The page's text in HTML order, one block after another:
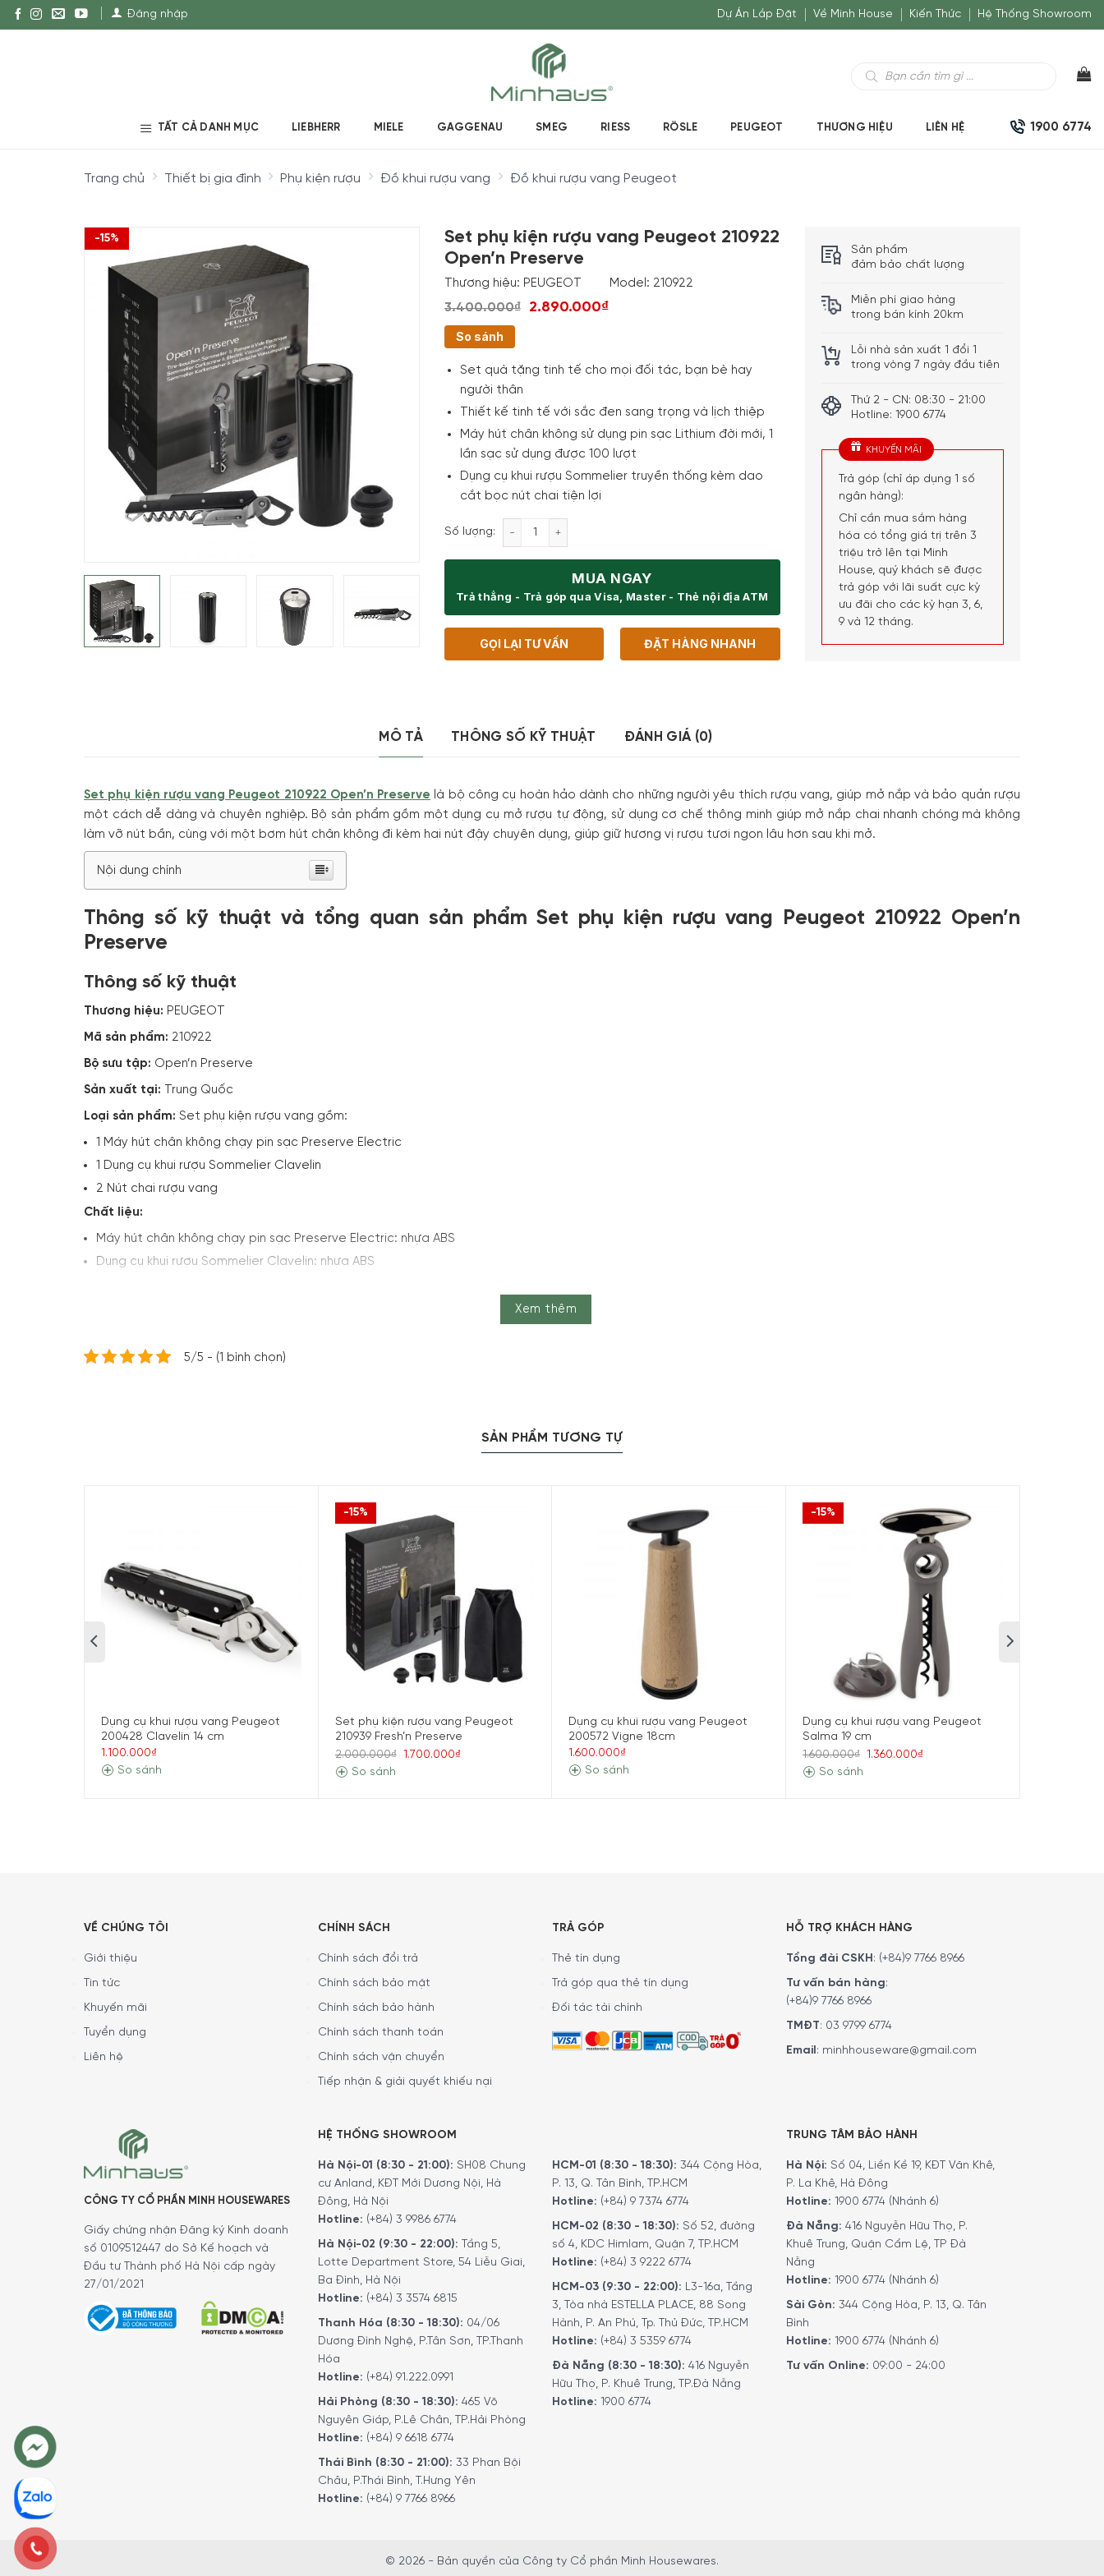
Đăng nhập Dự Án Lắp Đặt Về Minh House Kiến Thức Hệ Thống Showroom
kiếm
TẤT CẢ DANH MỤC LIEBHERR MIELE GAGGENAU SMEG RIESS RÖSLE PEUGEOT THƯƠNG HIỆU LIÊN HỆ 1900 6774
Trang chủ Thiết bị gia đình Phụ kiện rượu Đồ khui rượu vang Đồ khui rượu vang Peugeot
-15%
Set phụ kiện rượu vang Peugeot 210922
Open’n Preserve
Thương hiệu: PEUGEOT Model: 210922
3.400.000₫ 2.890.000₫
So sánh
Set quà tặng tinh tế cho mọi đối tác, bạn bè hay
người thân
Thiết kế tinh tế với sắc đen sang trọng và lịch thiệp
Máy hút chân không sử dụng pin sạc Lithium đời mới, 1
lần sạc sử dụng được 100 lượt
Dụng cụ khui rượu Sommelier truyền thống kèm dao
cắt bọc nút chai tiện lợi
Số lượng: Set phụ kiện rượu vang Peugeot 210922 Open'n Preserve số lượng
MUA NGAY
Trả thẳng - Trả góp qua Visa, Master - Thẻ nội địa ATM
GỌI LẠI TƯ VẤN ĐẶT HÀNG NHANH
Sản phẩm
đảm bảo chất lượng
Miễn phí giao hàng
trong bán kính 20km
Lỗi nhà sản xuất 1 đổi 1
trong vòng 7 ngày đầu tiên
Thứ 2 - CN: 08:30 - 21:00
Hotline: 1900 6774
KHUYẾN MÃI
Trả góp (chỉ áp dụng 1 số
ngân hàng):
Chỉ cần mua sắm hàng
hóa có tổng giá trị trên 3
triệu trở lên tại Minh
House, quý khách sẽ được
trả góp với lãi suất cực kỳ
ưu đãi cho các kỳ hạn 3, 6,
9 và 12 tháng.
MÔ TẢ THÔNG SỐ KỸ THUẬT ĐÁNH GIÁ (0)
Set phụ kiện rượu vang Peugeot 210922 Open’n Preserve là bộ công cụ hoàn hảo dành cho những người yêu thích rượu vang, giúp mở nắp và bảo quản rượu
một cách dễ dàng và chuyên nghiệp. Bộ sản phẩm gồm một dụng cụ mở rượu tự động, sử dụng cơ chế thông minh giúp mở nắp chai nhanh chóng mà không
làm vỡ nút bần, cùng với một bơm hút chân không đi kèm hai nút đậy chuyên dụng, giúp giữ hương vị rượu tươi ngon lâu hơn sau khi mở.
Nội dung chính
Thông số kỹ thuật và tổng quan sản phẩm Set phụ kiện rượu vang Peugeot 210922 Open’n
Preserve
Thông số kỹ thuật
Thương hiệu: PEUGEOT
Mã sản phẩm: 210922
Bộ sưu tập: Open’n Preserve
Sản xuất tại: Trung Quốc
Loại sản phẩm: Set phụ kiện rượu vang gồm:
1 Máy hút chân không chạy pin sạc Preserve Electric
1 Dụng cụ khui rượu Sommelier Clavelin
2 Nút chai rượu vang
Chất liệu:
Máy hút chân không chạy pin sạc Preserve Electric: nhựa ABS
Dụng cụ khui rượu Sommelier Clavelin: nhựa ABS
Dụng cụ khui rượu Sommelier Clavelin: Dài 14 cm
Tổng quan thiết kế
Set phụ kiện rượu vang Peugeot 210922 Open’n Preserve bao gồm
ngăn chặn quá trình oxy hóa, giữ cho rượu luôn tươi ngon như vừa mới mở. Bên cạnh đó là1 dụng cụ khui rượu vang Sommelier Clavelin
nút chai một cách gọn gàng. Sản phẩm cuối cùng đi kèm trong set phụ kiện này là
đảm bảo nút kín chai rượu sau khi hút chân không.
Xem thêm
5/5 - (1 bình chọn)
SẢN PHẨM TƯƠNG TỰ
Dụng cụ khui rượu vang Peugeot
200428 Clavelin 14 cm
1.100.000₫
So sánh
-15%
Set phụ kiện rượu vang Peugeot
210939 Fresh’n Preserve
2.000.000₫ 1.700.000₫
So sánh
Dụng cụ khui rượu vang Peugeot
200572 Vigne 18cm
1.600.000₫
So sánh
-15%
Dụng cụ khui rượu vang Peugeot
Salma 19 cm
1.600.000₫ 1.360.000₫
So sánh
VỀ CHÚNG TÔI
Giới thiệu
Tin tức
Khuyến mãi
Tuyển dụng
Liên hệ
CHÍNH SÁCH
Chính sách đổi trả
Chính sách bảo mật
Chính sách bảo hành
Chính sách thanh toán
Chính sách vận chuyển
Tiếp nhận & giải quyết khiếu nại
TRẢ GÓP
Thẻ tín dụng
Trả góp qua thẻ tín dụng
Đối tác tài chính
HỖ TRỢ KHÁCH HÀNG
Tổng đài CSKH: (+84)9 7766 8966
Tư vấn bán hàng:
(+84)9 7766 8966
TMĐT: 03 9799 6774
Email: minhhouseware@gmail.com
CÔNG TY CỔ PHẦN MINH HOUSEWARES
Giấy chứng nhận Đăng ký Kinh doanh
số 0109512447 do Sở Kế hoạch và
Đầu tư Thành phố Hà Nội cấp ngày
27/01/2021
HỆ THỐNG SHOWROOM
Hà Nội-01 (8:30 - 21:00): SH08 Chung
cư Anland, KĐT Mới Dương Nội, Hà
Đông, Hà Nội
Hotline: (+84) 3 9986 6774
Hà Nội-02 (9:30 - 22:00): Tầng 5,
Lotte Department Store, 54 Liễu Giai,
Ba Đình, Hà Nội
Hotline: (+84) 3 3574 6815
Thanh Hóa (8:30 - 18:30): 04/06
Dương Đình Nghệ, P.Tân Sơn, TP.Thanh
Hóa
Hotline: (+84) 91.222.0991
Hải Phòng (8:30 - 18:30): 465 Võ
Nguyên Giáp, P.Lê Chân, TP.Hải Phòng
Hotline: (+84) 9 6618 6774
Thái Bình (8:30 - 21:00): 33 Phan Bội
Châu, P.Thái Bình, T.Hưng Yên
Hotline: (+84) 9 7766 8966
HCM-01 (8:30 - 18:30): 344 Cộng Hòa,
P. 13, Q. Tân Bình, TP.HCM
Hotline: (+84) 9 7374 6774
HCM-02 (8:30 - 18:30): Số 52, đường
số 4, KDC Himlam, Quận 7, TP.HCM
Hotline: (+84) 3 9222 6774
HCM-03 (9:30 - 22:00): L3-16a, Tầng
3, Tòa nhà ESTELLA PLACE, 88 Song
Hành, P. An Phú, Tp. Thủ Đức, TP.HCM
Hotline: (+84) 3 5359 6774
Đà Nẵng (8:30 - 18:30): 416 Nguyễn
Hữu Thọ, P. Khuê Trung, TP.Đà Nẵng
Hotline: 1900 6774
TRUNG TÂM BẢO HÀNH
Hà Nội: Số 04, Liền Kề 19, KĐT Văn Khê,
P. La Khê, Hà Đông
Hotline: 1900 6774 (Nhánh 6)
Đà Nẵng: 416 Nguyễn Hữu Thọ, P.
Khuê Trung, Quận Cẩm Lệ, TP Đà
Nẵng
Hotline: 1900 6774 (Nhánh 6)
Sài Gòn: 344 Cộng Hòa, P. 13, Q. Tân
Bình
Hotline: 1900 6774 (Nhánh 6)
Tư vấn Online: 09:00 - 24:00
© 2026 - Bản quyền của Công ty Cổ phần Minh Housewares.